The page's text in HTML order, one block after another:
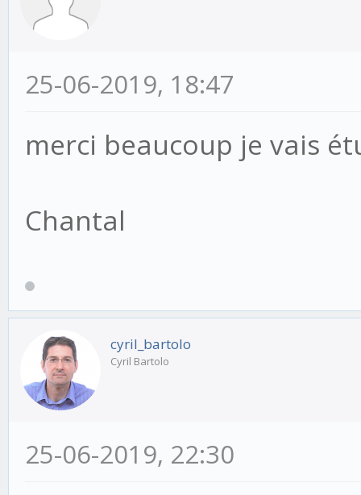
25-06-2019, 18:47
merci beaucoup je vais
Chantal
cyril_bartolo
Cyril Bartolo
25-06-2019, 22:30